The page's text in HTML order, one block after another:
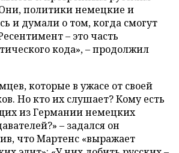
политики немецкие и
и думали о том, когда смогут
– это часть
кода», – продолжил
которые в ужасе от своей
Но кто их слушает? Кому есть
из Германии немецких
– задался он
что Мартенс «выражает